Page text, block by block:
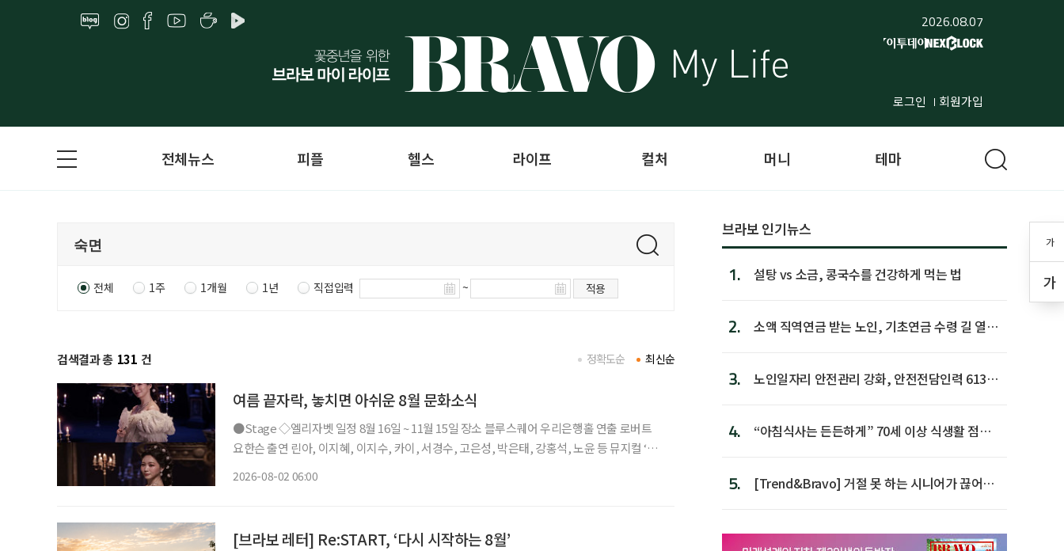
2026.08.07
로그인 회원가입
가
가
전체뉴스 피플 헬스 라이프 컬처 머니 테마
전체 1주 1개월 1년 직접입력 ~ 적용
검색결과 총 131 건 최신순
정확도순
여름 끝자락, 놓치면 아쉬운 8월 문화소식
●Stage ◇엘리자벳 일정 8월 16일 ~ 11월 15일 장소 블루스퀘어 우리은행홀 연출 로버트
요한슨 출연 린아, 이지혜, 이지수, 카이, 서경수, 고은성, 박은태, 강홍석, 노윤 등 뮤지컬 ‘엘
2026-08-02 06:00
[브라보 레터] Re:START, ‘다시 시작하는 8월’
브라보 인기뉴스
1. 설탕 vs 소금, 콩국수를 건강하게 먹는 법
2.
소액 직역연금 받는 노인, 기초연금 수령 길 열린
3.
노인일자리 안전관리 강화, 안전전담인력 613명
4.
“아침식사는 든든하게” 70세 이상 식생활 점수
5.
[Trend&Bravo] 거절 못 하는 시니어가 끊어야